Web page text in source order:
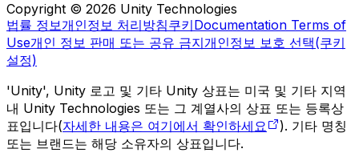
Copyright © 2026 Unity Technologies
법률 정보개인정보 처리방침쿠키Documentation Terms of
Use개인 정보 판매 또는 공유 금지개인정보 보호 선택(쿠키
설정)
'Unity', Unity 로고 및 기타 Unity 상표는 미국 및 기타 지역
내 Unity Technologies 또는 그 계열사의 상표 또는 등록상
표입니다(자세한 내용은 여기에서 확인하세요
). 기타 명칭
또는 브랜드는 해당 소유자의 상표입니다.